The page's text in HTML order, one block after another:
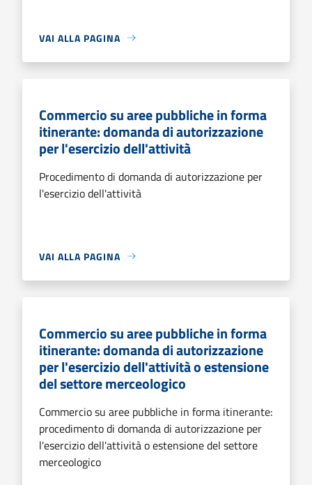
VAI ALLA PAGINA
Commercio su aree pubbliche in forma
itinerante: domanda di autorizzazione
per l'esercizio dell'attività
Procedimento di domanda di autorizzazione per
l'esercizio dell'attività
VAI ALLA PAGINA
Commercio su aree pubbliche in forma
itinerante: domanda di autorizzazione
per l'esercizio dell'attività o estensione
del settore merceologico
Commercio su aree pubbliche in forma itinerante:
procedimento di domanda di autorizzazione per
l'esercizio dell'attività o estensione del settore
merceologico